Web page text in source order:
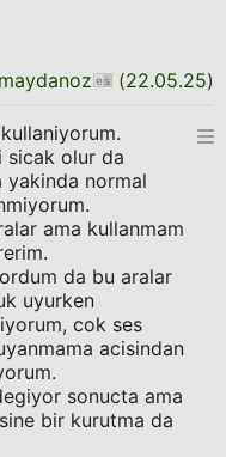
(22.05.25)
sicak olur da
yakinda normal
ama kullanmam
da bu aralar
uyurken
cok ses
acisindan
sonucta ama
bir kurutma da